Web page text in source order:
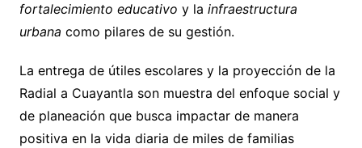
fortalecimiento educativo y la infraestructura
urbana como pilares de su gestión.
La entrega de útiles escolares y la proyección de la
Radial a Cuayantla son muestra del enfoque social y
de planeación que busca impactar de manera
positiva en la vida diaria de miles de familias